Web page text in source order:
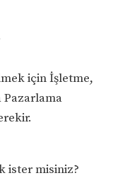
için İşletme,
Pazarlama
ister misiniz?